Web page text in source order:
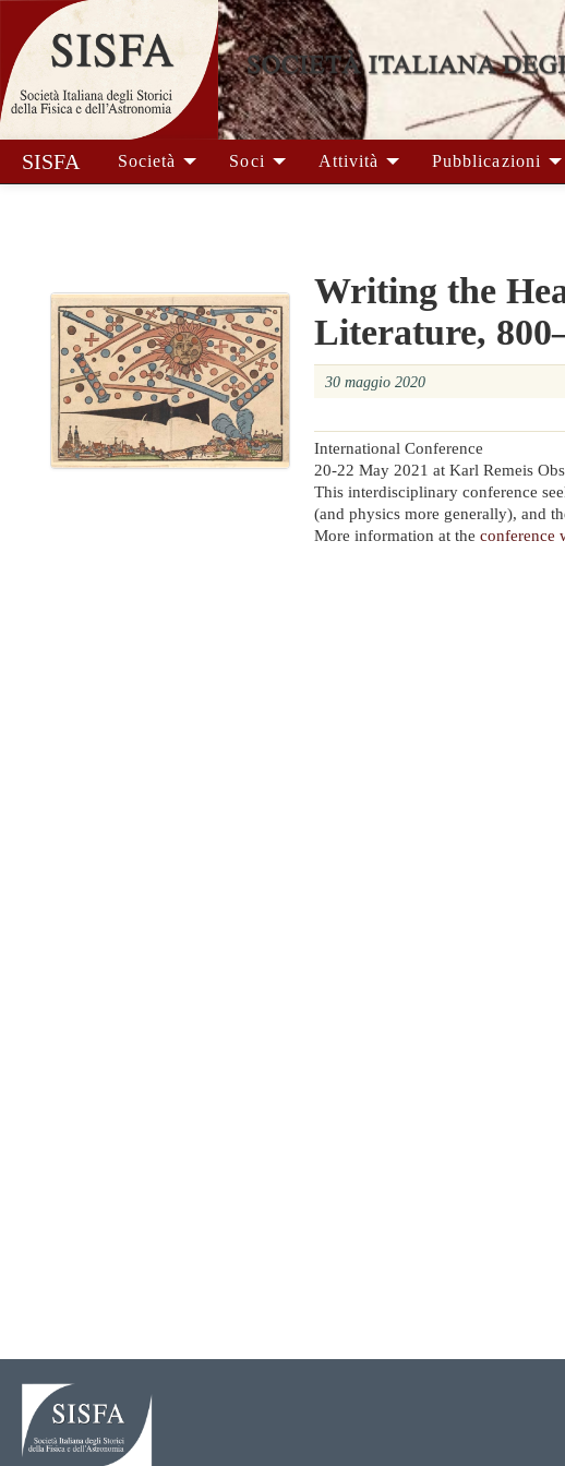
SISFA Società Soci Attività Pubblicazioni
Writing the
Literature,
30 maggio 2020
International Conference
20-22 May 2021 at Karl Remeis
This interdisciplinary conference
(and physics more generally), and
More information at the conference